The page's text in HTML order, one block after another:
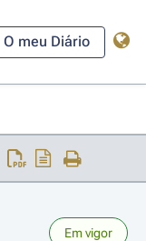
O meu Diário
Em vigor